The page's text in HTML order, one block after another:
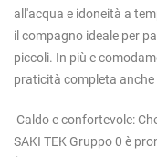
all'acqua e idoneità a
il compagno ideale per
piccoli. In più e
praticità completa anche
Caldo e confortevole:
SAKI TEK Gruppo 0 è